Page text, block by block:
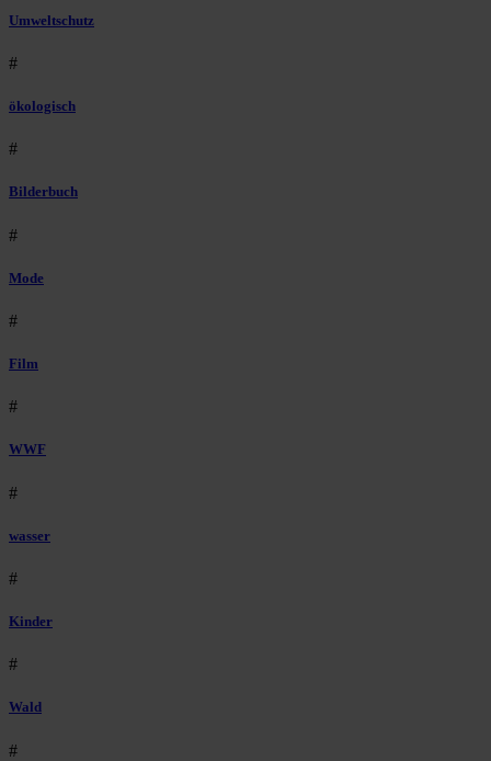
Umweltschutz
#
ökologisch
#
Bilderbuch
#
Mode
#
Film
#
WWF
#
wasser
#
Kinder
#
Wald
#